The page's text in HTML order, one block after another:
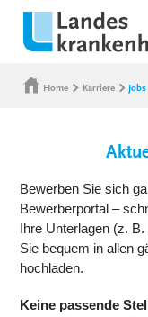
Home Karriere Jobs
Bewerben Sie sich
Bewerberportal –
Ihre Unterlagen (z.
Sie bequem in allen
hochladen.
Keine passende